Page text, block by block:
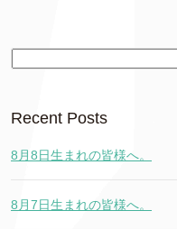
Recent Posts
8月8日生まれの皆様へ。
8月7日生まれの皆様へ。